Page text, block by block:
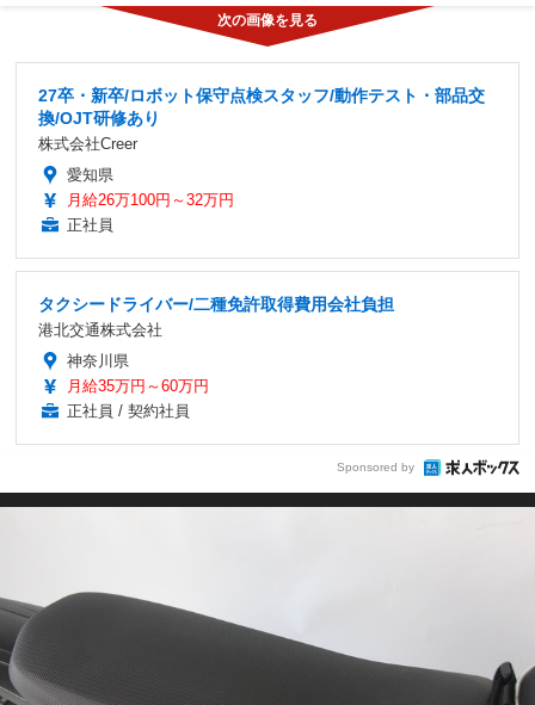
27卒・新卒/ロボット保守点検スタッフ/動作テスト・部品交
換/OJT研修あり
株式会社Creer
愛知県
月給26万100円～32万円
正社員
タクシードライバー/二種免許取得費用会社負担
港北交通株式会社
神奈川県
月給35万円～60万円
正社員 / 契約社員
Sponsored by